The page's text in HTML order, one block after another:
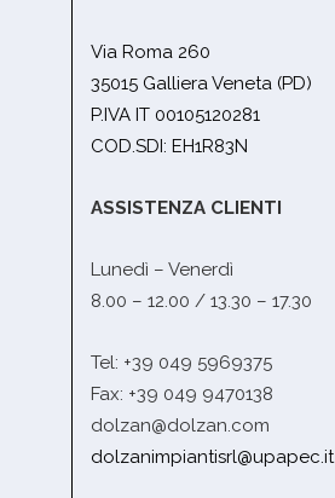
Via Roma 260
35015 Galliera Veneta (PD)
P.IVA IT 00105120281
COD.SDI: EH1R83N
ASSISTENZA CLIENTI
Lunedì – Venerdì
8.00 – 12.00 / 13.30 – 17.30
Tel: +39 049 5969375
Fax: +39 049 9470138
dolzan@dolzan.com
dolzanimpiantisrl@upapec.it